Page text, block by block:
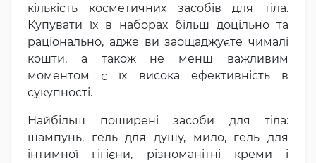
кількість косметичних засобів для тіла.
Купувати їх в наборах більш доцільно та
раціонально, адже ви заощаджуєте чималі
кошти, а також не менш важливим
моментом є їх висока ефективність в
сукупності.
Найбільш поширені засоби для тіла:
шампунь, гель для душу, мило, гель для
інтимної гігієни, різноманітні креми і